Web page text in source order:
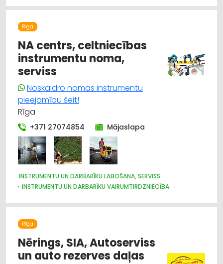
APDARES DARBI
MĒBEĻU FURNITŪRA
BŪVMATERIĀLU, BŪVKONSTRUKCIJU TIRDZNIECĪBA
BŪVMATERIĀLU, BŪVKONSTRUKCIJU VAIRUMTIRDZNIECĪBA
APDARES MATERIĀLI: TIRDZNIECĪBA
ATSLĒGAS, SLĒDZENES
Rīga
NA centrs, celtniecības
instrumentu noma,
serviss
Noskaidro nomas instrumentu
pieejamību šeit!
Rīga
+371 27074854 Mājaslapa
INSTRUMENTU UN DARBARĪKU LABOŠANA, SERVISS
INSTRUMENTU UN DARBARĪKU VAIRUMTIRDZNIECĪBA
CELTNIECĪBAS TEHNIKA UN IEKĀRTAS; NOMA
CELTNIECĪBAS TEHNIKA UN IEKĀRTAS; TIRDZNIECĪBA, SERVISS
CELTNIECĪBAS UN REMONTA DARBI
DĀRZA TEHNIKA UN INVENTĀRS
BŪVMATERIĀLU, BŪVKONSTRUKCIJU TIRDZNIECĪBA
Rīga
Nērings, SIA, Autoserviss
un auto rezerves daļas